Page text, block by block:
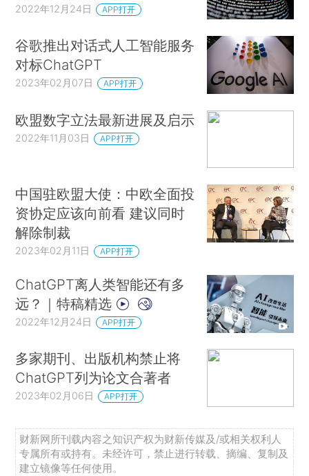
2022年12月24日 APP打开
谷歌推出对话式人工智能服务
对标ChatGPT
2023年02月07日 APP打开
欧盟数字立法最新进展及启示
2022年11月03日 APP打开
中国驻欧盟大使：中欧全面投
资协定应该向前看 建议同时
解除制裁
2023年02月11日 APP打开
ChatGPT离人类智能还有多
远？｜特稿精选
2022年12月24日 APP打开
多家期刊、出版机构禁止将
ChatGPT列为论文合著者
2023年02月06日 APP打开
财新网所刊载内容之知识产权为财新传媒及/或相关权利人
专属所有或持有。未经许可，禁止进行转载、摘编、复制及
建立镜像等任何使用。